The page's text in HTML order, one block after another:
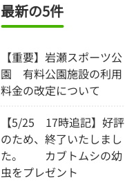
最新の5件
【重要】岩瀬スポーツ公
園 有料公園施設の利用
料金の改定について
【5/25 17時追記】好評
のため、終了いたしまし
た。 カブトムシの幼
虫をプレゼント